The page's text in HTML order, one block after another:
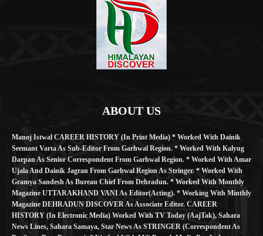
ABOUT US
Manoj Istwal CAREER HISTORY (in Print Media) * Worked With Dainik
Seemant Varta As Sub-Editor From Garhwal Region. * Worked With Kalyug
Darpan As Senior Correspondent From Garhwal Region. * Worked With Amar
Ujala And Dainik Jagran From Garhwal Region As Stringer. * Worked With
Gramya Sandesh As Bureau Chief From Dehradun. * Worked With Monthly
Magazine UTTARAKHAND VANI As Editor(Acting). * Working With Minthly
Magazine DEHRADUN DISCOVER As Associate Editor. CAREER
HISTORY (in Electronic Media) Worked With TV Today (AajTak), Sahara
News Lines, Sahara Samaya, Star News As STRINGER (Correspondent As